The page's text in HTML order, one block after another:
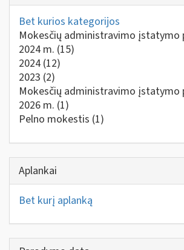
Bet kurios kategorijos
Mokesčių administravimo įstatymo
2024 m. (15)
2024 (12)
2023 (2)
Mokesčių administravimo įstatymo
2026 m. (1)
Pelno mokestis (1)
Aplankai
Bet kurį aplanką